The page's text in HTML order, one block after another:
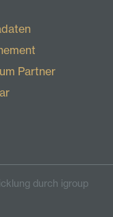
Partner
durch igroup